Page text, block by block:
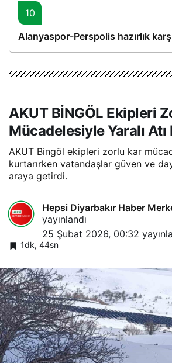
10
Alanyaspor-Perspolis hazırlık
AKUT BİNGÖL Ekipleri
Mücadelesiyle Yaralı Atı
AKUT Bingöl ekipleri zorlu kar
kurtarırken vatandaşlar güven ve
araya getirdi.
Hepsi Diyarbakır Haber
yayınlandı
25 Şubat 2026, 00:32
1dk, 44sn